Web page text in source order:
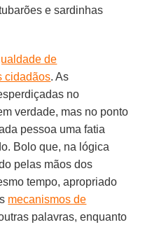
e sardinhas
de
cidadãos. As
no
verdade, mas no ponto
pessoa uma fatia
Bolo que, na lógica
pelas mãos dos
tempo, apropriado
mecanismos de
palavras, enquanto